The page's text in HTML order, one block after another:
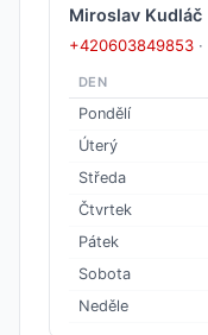
Miroslav Kudláč
+420603849853 ·
DEN
Pondělí
Úterý
Středa
Čtvrtek
Pátek
Sobota
Neděle